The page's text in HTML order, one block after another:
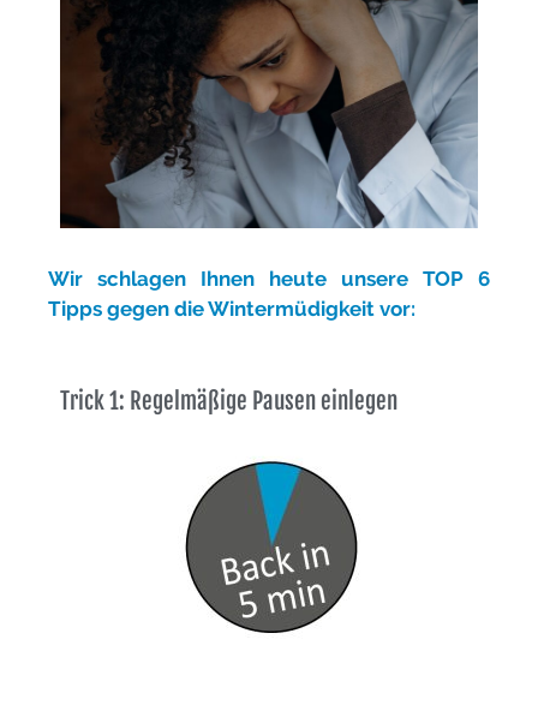
Wir schlagen Ihnen heute unsere TOP 6
Tipps gegen die Wintermüdigkeit vor:
Trick 1: Regelmäßige Pausen einlegen